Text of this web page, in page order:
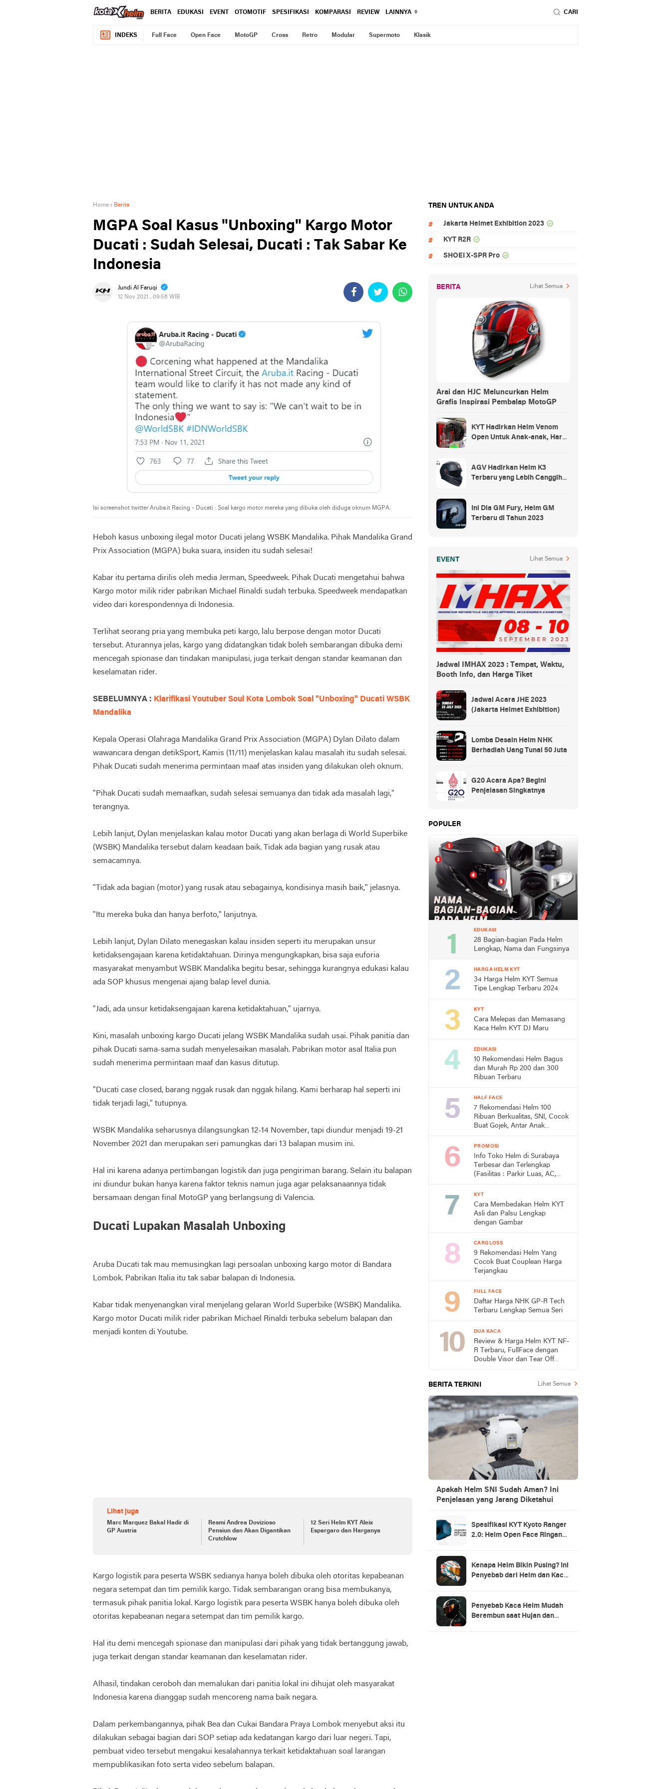
BERITA EDUKASI EVENT OTOMOTIF SPESIFIKASI KOMPARASI REVIEW LAINNYA CARI
INDEKS Full Face Open Face MotoGP Cross Retro Modular Supermoto Klasik
Home › Berita
MGPA Soal Kasus "Unboxing" Kargo Motor
Ducati : Sudah Selesai, Ducati : Tak Sabar Ke
Indonesia
Jundi Al Faruqi
12 Nov 2021 , 09:56 WIB
Isi screenshot twitter Aruba.it Racing - Ducati : Soal kargo motor mereka yang dibuka oleh diduga oknum MGPA.
Heboh kasus unboxing ilegal motor Ducati jelang WSBK Mandalika. Pihak Mandalika Grand
Prix Association (MGPA) buka suara, insiden itu sudah selesai!
Kabar itu pertama dirilis oleh media Jerman, Speedweek. Pihak Ducati mengetahui bahwa
Kargo motor milik rider pabrikan Michael Rinaldi sudah terbuka. Speedweek mendapatkan
video dari korespondennya di Indonesia.
Terlihat seorang pria yang membuka peti kargo, lalu berpose dengan motor Ducati
tersebut. Aturannya jelas, kargo yang didatangkan tidak boleh sembarangan dibuka demi
mencegah spionase dan tindakan manipulasi, juga terkait dengan standar keamanan dan
keselamatan rider.
SEBELUMNYA : Klarifikasi Youtuber Soul Kota Lombok Soal "Unboxing" Ducati WSBK
Mandalika
Kepala Operasi Olahraga Mandalika Grand Prix Association (MGPA) Dylan Dilato dalam
wawancara dengan detikSport, Kamis (11/11) menjelaskan kalau masalah itu sudah selesai.
Pihak Ducati sudah menerima permintaan maaf atas insiden yang dilakukan oleh oknum.
"Pihak Ducati sudah memaafkan, sudah selesai semuanya dan tidak ada masalah lagi,"
terangnya.
Lebih lanjut, Dylan menjelaskan kalau motor Ducati yang akan berlaga di World Superbike
(WSBK) Mandalika tersebut dalam keadaan baik. Tidak ada bagian yang rusak atau
semacamnya.
"Tidak ada bagian (motor) yang rusak atau sebagainya, kondisinya masih baik," jelasnya.
"Itu mereka buka dan hanya berfoto," lanjutnya.
Lebih lanjut, Dylan Dilato menegaskan kalau insiden seperti itu merupakan unsur
ketidaksengajaan karena ketidaktahuan. Dirinya mengungkapkan, bisa saja euforia
masyarakat menyambut WSBK Mandalika begitu besar, sehingga kurangnya edukasi kalau
ada SOP khusus mengenai ajang balap level dunia.
"Jadi, ada unsur ketidaksengajaan karena ketidaktahuan," ujarnya.
Kini, masalah unboxing kargo Ducati jelang WSBK Mandalika sudah usai. Pihak panitia dan
pihak Ducati sama-sama sudah menyelesaikan masalah. Pabrikan motor asal Italia pun
sudah menerima permintaan maaf dan kasus ditutup.
"Ducati case closed, barang nggak rusak dan nggak hilang. Kami berharap hal seperti ini
tidak terjadi lagi," tutupnya.
WSBK Mandalika seharusnya dilangsungkan 12-14 November, tapi diundur menjadi 19-21
November 2021 dan merupakan seri pamungkas dari 13 balapan musim ini.
Hal ini karena adanya pertimbangan logistik dan juga pengiriman barang. Selain itu balapan
ini diundur bukan hanya karena faktor teknis namun juga agar pelaksanaannya tidak
bersamaan dengan final MotoGP yang berlangsung di Valencia.
Ducati Lupakan Masalah Unboxing
Aruba Ducati tak mau memusingkan lagi persoalan unboxing kargo motor di Bandara
Lombok. Pabrikan Italia itu tak sabar balapan di Indonesia.
Kabar tidak menyenangkan viral menjelang gelaran World Superbike (WSBK) Mandalika.
Kargo motor Ducati milik rider pabrikan Michael Rinaldi terbuka sebelum balapan dan
menjadi konten di Youtube.
Lihat juga
Marc Marquez Bakal Hadir di
GP Austria
Resmi Andrea Dovizioso
Pensiun dan Akan Digantikan
Crutchlow
12 Seri Helm KYT Aleix
Espargaro dan Harganya
Kargo logistik para peserta WSBK sedianya hanya boleh dibuka oleh otoritas kepabeanan
negara setempat dan tim pemilik kargo. Tidak sembarangan orang bisa membukanya,
termasuk pihak panitia lokal. Kargo logistik para peserta WSBK hanya boleh dibuka oleh
otoritas kepabeanan negara setempat dan tim pemilik kargo.
Hal itu demi mencegah spionase dan manipulasi dari pihak yang tidak bertanggung jawab,
juga terkait dengan standar keamanan dan keselamatan rider.
Alhasil, tindakan ceroboh dan memalukan dari panitia lokal ini dihujat oleh masyarakat
Indonesia karena dianggap sudah mencoreng nama baik negara.
Dalam perkembangannya, pihak Bea dan Cukai Bandara Praya Lombok menyebut aksi itu
dilakukan sebagai bagian dari SOP setiap ada kedatangan kargo dari luar negeri. Tapi,
pembuat video tersebut mengakui kesalahannya terkait ketidaktahuan soal larangan
mempublikasikan foto serta video sebelum balapan.
TREN UNTUK ANDA
Jakarta Helmet Exhibition 2023
KYT R2R
SHOEI X-SPR Pro
BERITA Lihat Semua
Arai dan HJC Meluncurkan Helm
Grafis Inspirasi Pembalap MotoGP
KYT Hadirkan Helm Venom
Open Untuk Anak-anak, Harga
AGV Hadirkan Helm K3
Terbaru yang Lebih Canggih
Ini Dia GM Fury, Helm GM
Terbaru di Tahun 2023
EVENT Lihat Semua
Jadwal IMHAX 2023 : Tempat, Waktu,
Booth Info, dan Harga Tiket
Jadwal Acara JHE 2023
(Jakarta Helmet Exhibition)
Lomba Desain Helm NHK
Berhadiah Uang Tunai 50 Juta
G20 Acara Apa? Begini
Penjelasan Singkatnya
POPULER
EDUKASI
28 Bagian-bagian Pada Helm
Lengkap, Nama dan Fungsinya
HARGA HELM KYT
34 Harga Helm KYT Semua
Tipe Lengkap Terbaru 2024
KYT
Cara Melepas dan Memasang
Kaca Helm KYT DJ Maru
EDUKASI
10 Rekomendasi Helm Bagus
dan Murah Rp 200 dan 300
Ribuan Terbaru
HALF FACE
7 Rekomendasi Helm 100
Ribuan Berkualitas, SNI, Cocok
Buat Gojek, Antar Anak
PROMOSI
Info Toko Helm di Surabaya
Terbesar dan Terlengkap
(Fasilitas : Parkir Luas, AC,
KYT
Cara Membedakan Helm KYT
Asli dan Palsu Lengkap
dengan Gambar
CARGLOSS
9 Rekomendasi Helm Yang
Cocok Buat Couplean Harga
Terjangkau
FULL FACE
Daftar Harga NHK GP-R Tech
Terbaru Lengkap Semua Seri
DUA KACA
Review & Harga Helm KYT NF-
R Terbaru, FullFace dengan
Double Visor dan Tear Off
BERITA TERKINI Lihat Semua
Apakah Helm SNI Sudah Aman? Ini
Penjelasan yang Jarang Diketahui
Spesifikasi KYT Kyoto Ranger
2.0: Helm Open Face Ringan
Kenapa Helm Bikin Pusing? Ini
Penyebab dari Helm dan Kaca
Penyebab Kaca Helm Mudah
Berembun saat Hujan dan